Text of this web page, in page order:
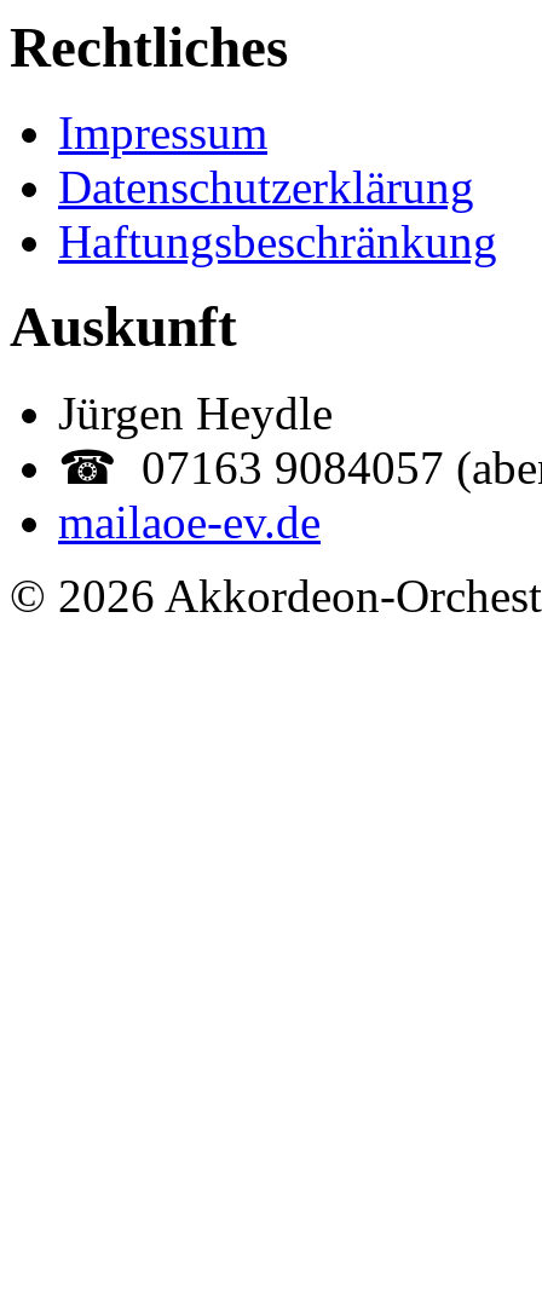
Rechtliches
Impressum
Datenschutzerklärung
Haftungsbeschränkung
Auskunft
Jürgen Heydle
☎ 07163 9084057
mailaoe-ev.de
© 2026 Akkordeon-